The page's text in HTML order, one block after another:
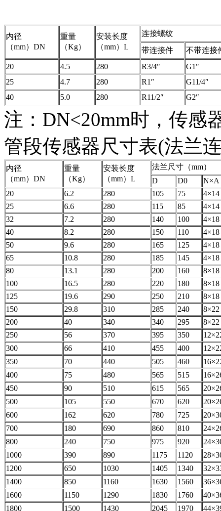
内径
（mm）DN
重量
（Kg）
安装长度
（mm）L
连接螺纹
带连接件
不带连接
20
4.5 280 R3/4″
G1″
25
4.7 280 R1″
G11/4″
40
5.0 280 R11/2″ G2″
注：DN<20mm时，传感
管段传感器尺寸表(法兰
内径
（mm）DN
重量
（Kg）
安装长度
（mm）L
法兰尺寸（mm）
D
D0
N×A
20
6.2 280 105 75
4×14
25
6.6 280 115 85
4×14
32
7.2 280 140 100
4×18
40
8.2 280 150 110
4×18
50
9.6 280 165 125
4×18
65
10.8 280 185 145
4×18
80
13.1 280 200 160
8×18
100
16.5 280 220 180
8×18
125
19.6 290 250 210
8×18
150
29.8 310 285 240
8×22
200
40 340 340 295
8×22
250
56 370 395 350
300
66 410 455 400
350
70 440 505 460
400
75 480 565 515
450
90 510 615 565
500
105 550 670 620
600
162 620 780 725
700
180 690 860 810
800
240 750 975 920
1000
390 890 1175 1120
1200
650 1030 1405 1340
1400
850 1160 1630 1560
1600
1150 1290 1830 1760
1800
1500 1430 2045 1970